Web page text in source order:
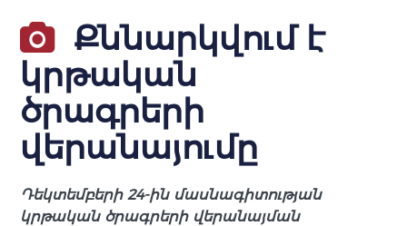
Քննարկվում է
կրթական
ծրագրերի
վերանայումը
Դեկտեմբերի 24-ին մասնագիտության
կրթական ծրագրերի վերանայման